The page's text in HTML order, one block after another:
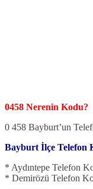
0458 Nerenin Kodu?
0 458 Bayburt’un
Bayburt İlçe Telefon
* Aydıntepe Telefon
* Demirözü Telefon